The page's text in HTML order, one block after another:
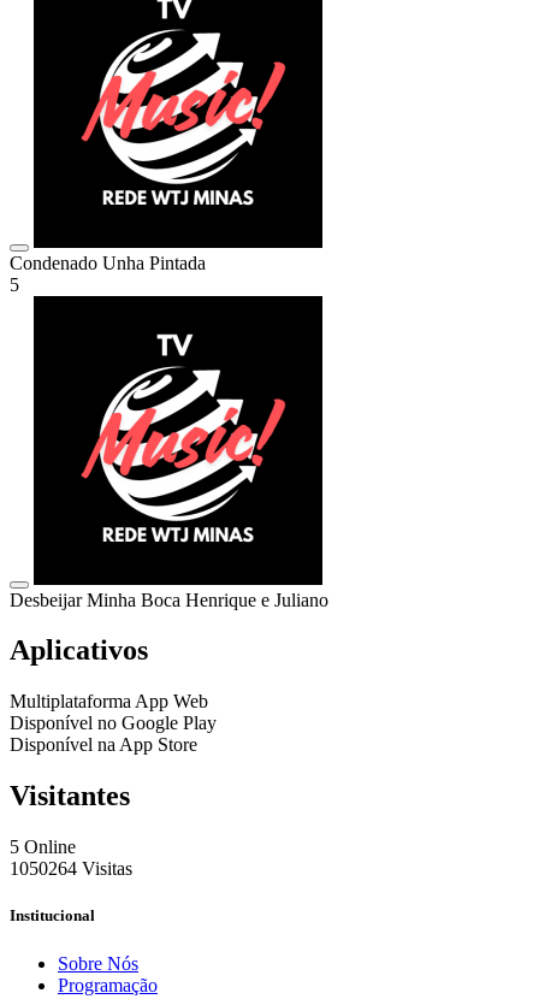
Condenado Unha Pintada
5
Desbeijar Minha Boca Henrique e Juliano
Aplicativos
Multiplataforma App Web
Disponível no Google Play
Disponível na App Store
Visitantes
5 Online
1050264 Visitas
Institucional
Sobre Nós
Programação